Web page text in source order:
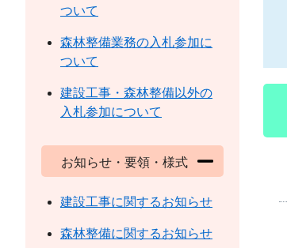
ついて
森林整備業務の入札参加に
ついて
建設工事・森林整備以外の
入札参加について
お知らせ・要領・様式
建設工事に関するお知らせ
森林整備に関するお知らせ